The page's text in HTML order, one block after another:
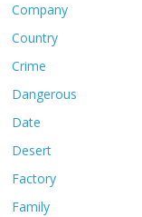
Company
Country
Crime
Dangerous
Date
Desert
Factory
Family